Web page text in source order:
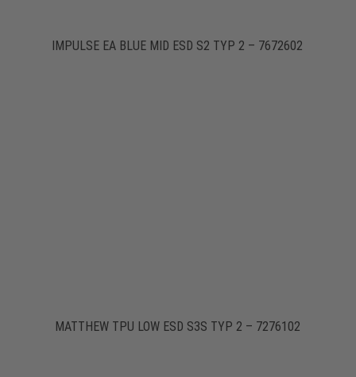
IMPULSE EA BLUE MID ESD S2 TYP 2 – 7672602
MATTHEW TPU LOW ESD S3S TYP 2 – 7276102